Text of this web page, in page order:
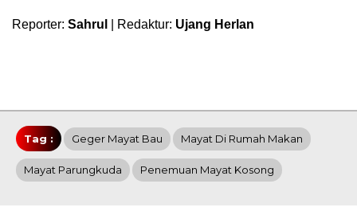
Reporter: Sahrul | Redaktur: Ujang Herlan
Tag : Geger Mayat Bau Mayat Di Rumah Makan
Mayat Parungkuda Penemuan Mayat Kosong